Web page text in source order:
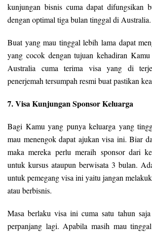
kunjungan bisnis cuma dapat difungsikan
dengan optimal tiga bulan tinggal di Australia.
Buat yang mau tinggal lebih lama dapat
yang cocok dengan tujuan kehadiran
Australia cuma terima visa yang di
penerjemah tersumpah resmi buat pastikan
7. Visa Kunjungan Sponsor Keluarga
Bagi Kamu yang punya keluarga yang
mau menengok dapat ajukan visa ini. Biar
maka mereka perlu meraih sponsor dari
untuk kursus ataupun berwisata 3 bulan.
untuk pemegang visa ini yaitu jangan
atau berbisnis.
Masa berlaku visa ini cuma satu tahun
perpanjang lagi. Apabila masih mau